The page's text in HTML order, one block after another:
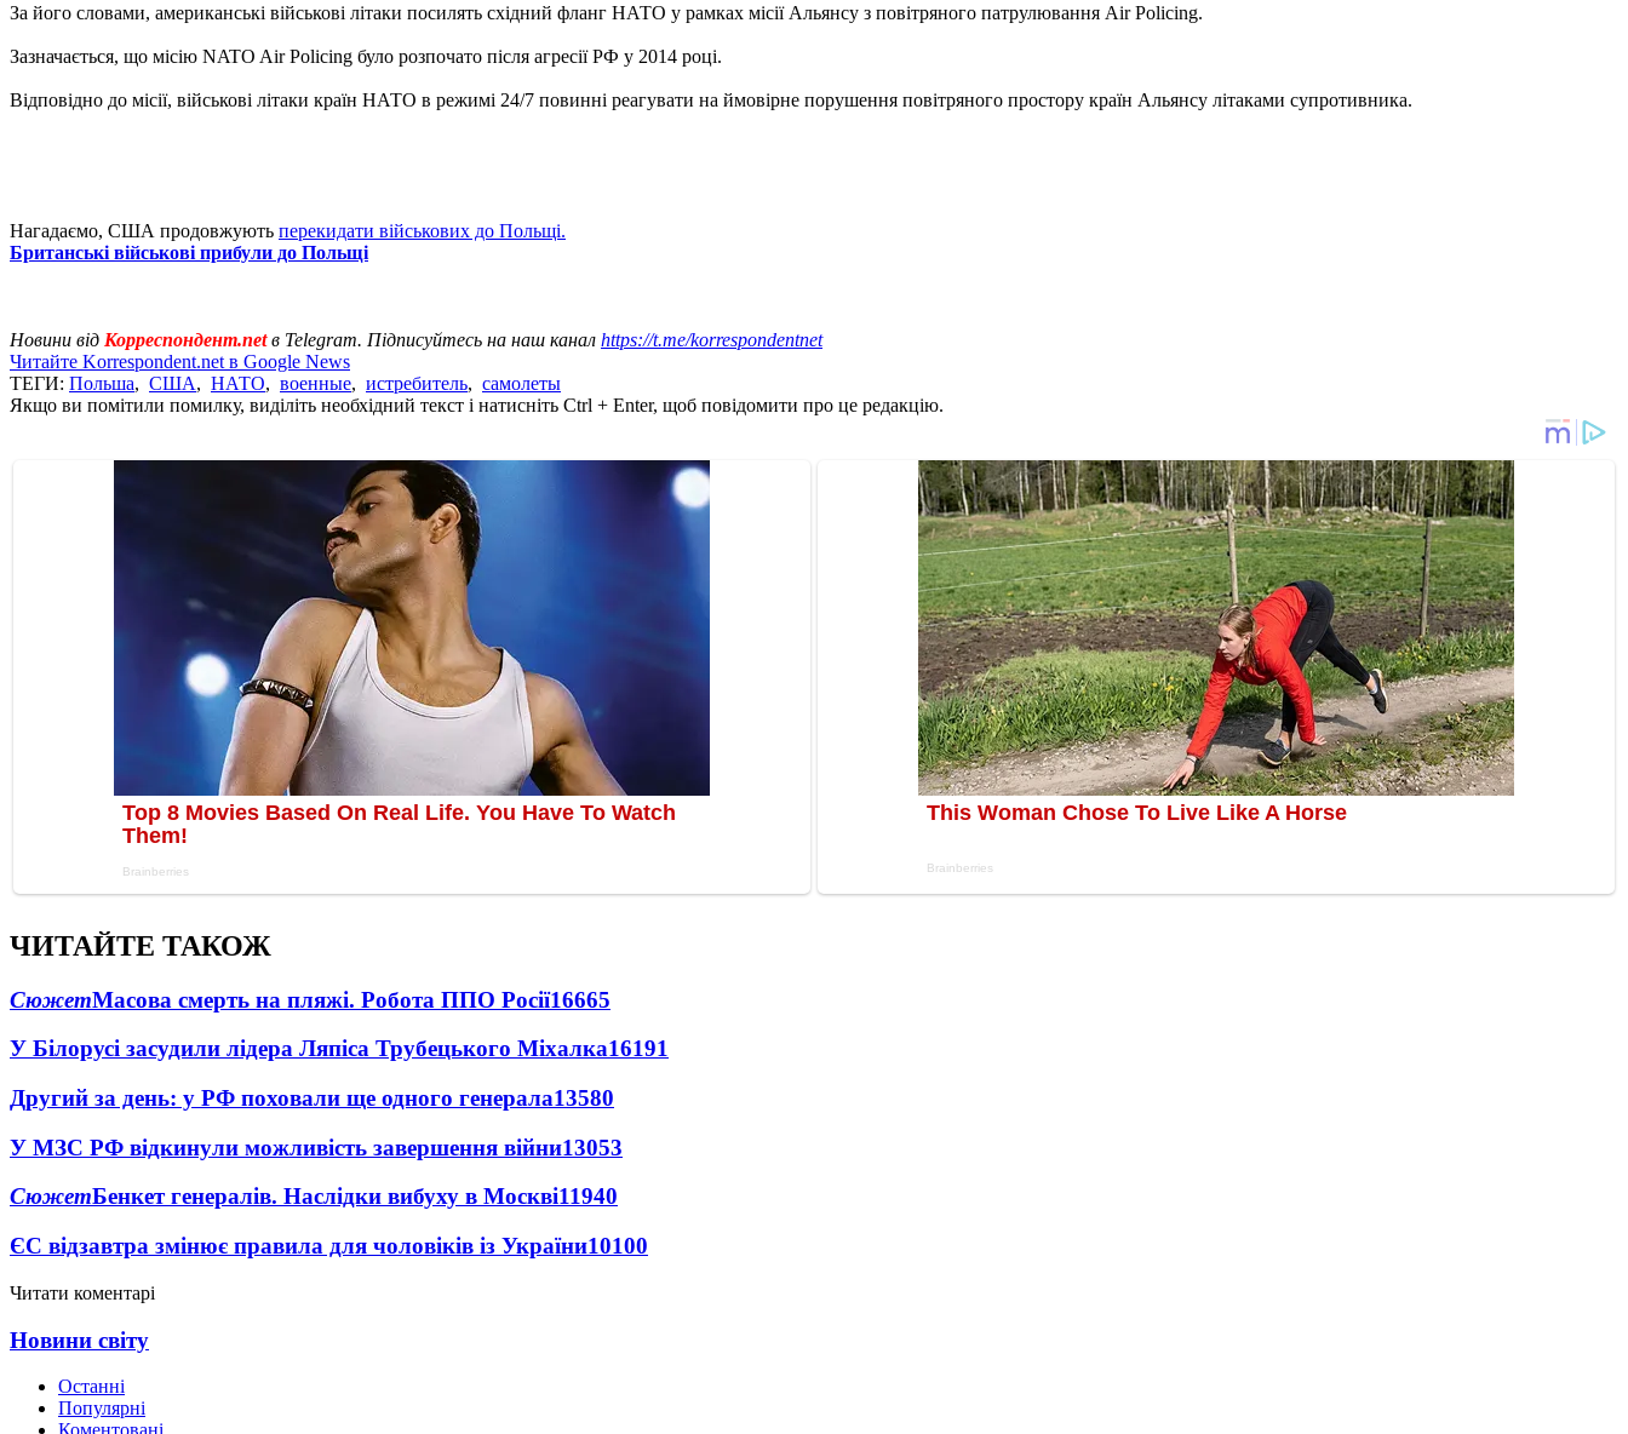
За його словами, американські військові літаки посилять східний фланг НАТО у рамках місії Альянсу з повітряного патрулювання Air Policing.
Зазначається, що місію NATO Air Policing було розпочато після агресії РФ у 2014 році.
Відповідно до місії, військові літаки країн НАТО в режимі 24/7 повинні реагувати на ймовірне порушення повітряного простору країн Альянсу літаками супротивника.
Нагадаємо, США продовжують перекидати військових до Польщі.
Британські військові прибули до Польщі
Новини від Корреспондент.netв Telegram. Підписуйтесь на наш канал https://t.me/korrespondentnet
Читайте Korrespondent.net в Google News
ТЕГИ: Польша, США, НАТО, военные, истребитель, самолеты
Якщо ви помітили помилку, виділіть необхідний текст і натисніть Ctrl + Enter, щоб повідомити про це редакцію.
ЧИТАЙТЕ ТАКОЖ
СюжетМасова смерть на пляжі. Робота ППО Росії16665
У Білорусі засудили лідера Ляпіса Трубецького Міхалка16191
Другий за день: у РФ поховали ще одного генерала13580
У МЗС РФ відкинули можливість завершення війни13053
СюжетБенкет генералів. Наслідки вибуху в Москві11940
ЄС відзавтра змінює правила для чоловіків із України10100
Читати коментарі
Новини світу
Останні
Популярні